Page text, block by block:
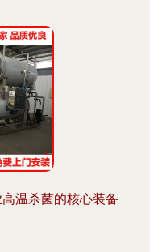
温杀菌的核心装备